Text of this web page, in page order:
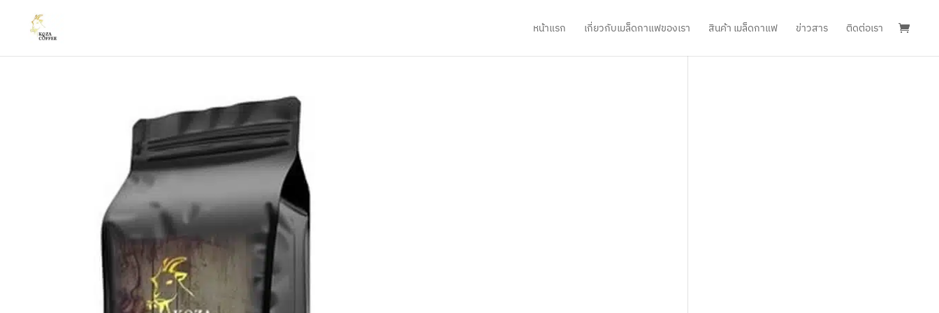
หน้าแรก เกี่ยวกับเมล็ดกาแฟของเรา สินค้า เมล็ดกาแฟ ข่าวสาร ติดต่อเรา